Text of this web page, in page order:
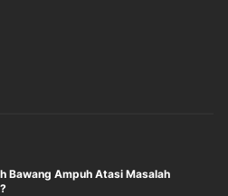
Bawang Ampuh Atasi Masalah